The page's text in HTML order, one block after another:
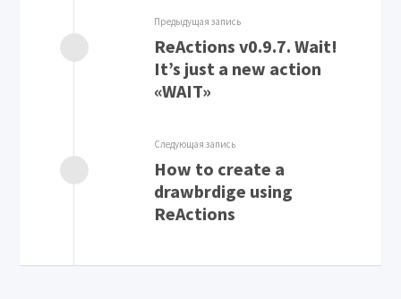
Предыдущая запись
ReActions v0.9.7. Wait!
It’s just a new action
«WAIT»
Следующая запись
How to create a
drawbrdige using
ReActions